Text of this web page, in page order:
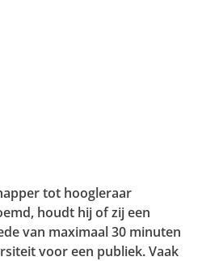
tot hoogleraar
houdt hij of zij een
van maximaal 30 minuten
voor een publiek. Vaak